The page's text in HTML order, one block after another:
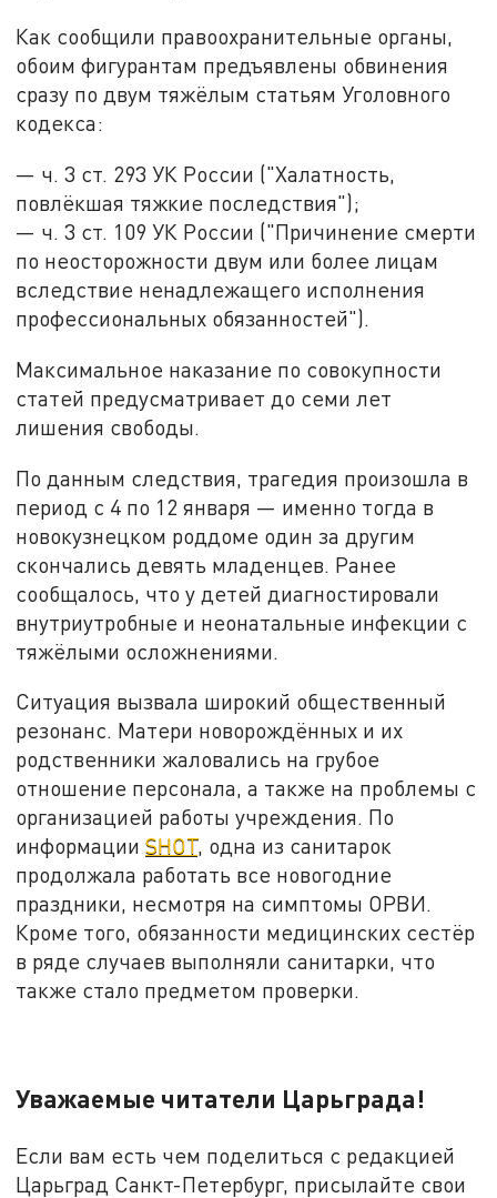
Как сообщили правоохранительные органы,
обоим фигурантам предъявлены обвинения
сразу по двум тяжёлым статьям Уголовного
кодекса:
— ч. 3 ст. 293 УК России ("Халатность,
повлёкшая тяжкие последствия");
— ч. 3 ст. 109 УК России ("Причинение смерти
по неосторожности двум или более лицам
вследствие ненадлежащего исполнения
профессиональных обязанностей").
Максимальное наказание по совокупности
статей предусматривает до семи лет
лишения свободы.
По данным следствия, трагедия произошла в
период с 4 по 12 января — именно тогда в
новокузнецком роддоме один за другим
скончались девять младенцев. Ранее
сообщалось, что у детей диагностировали
внутриутробные и неонатальные инфекции с
тяжёлыми осложнениями.
Ситуация вызвала широкий общественный
резонанс. Матери новорождённых и их
родственники жаловались на грубое
отношение персонала, а также на проблемы с
организацией работы учреждения. По
информацииSHOT, одна из санитарок
продолжала работать все новогодние
праздники, несмотря на симптомы ОРВИ.
Кроме того, обязанности медицинских сестёр
в ряде случаев выполняли санитарки, что
также стало предметом проверки.
Уважаемые читатели Царьграда!
Если вам есть чем поделиться с редакцией
Царьград Санкт-Петербург, присылайте свои